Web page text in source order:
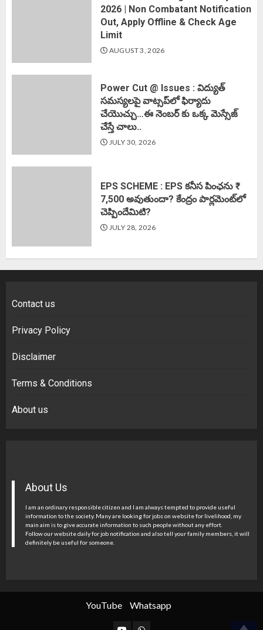
2026 | Non Combatant Notification
Out, Apply Offline & Check Age
Limit
AUGUST 3, 2026
Power Cut @ Issues : విద్యుత్
సమస్యలపై వాట్సప్‌లో ఫిర్యాదు
చేయొచ్చు…ఈ నెంబర్ కు ఒక్క మెస్సేజ్
చేస్తే చాలు..
JULY 30, 2026
EPS SCHEME : EPS కనీస పింఛను ₹
7,500 అవుతుందా? కేంద్రం పార్లమెంట్‌లో
చెప్పిందేమిటి?
JULY 28, 2026
Contact us
Privacy Policy
Disclaimer
Terms & Conditions
About us
About Us
I am an ordinary responsible citizen and I am always tempted to provide useful
information to the society. Many are looking for jobs on website for livelihood, my
main aim is to give accurate information to such people without any effort.
Follow our website daily for job notification and also tell your family members, it will
definitely be useful for someone.
YouTube Whatsapp